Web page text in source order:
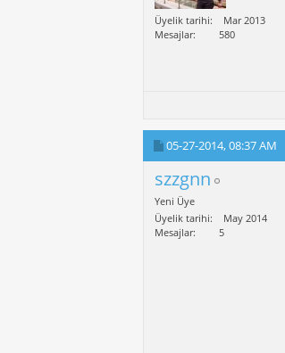
Üyelik tarihi
Mar 2013
Mesajlar
580
05-27-2014,08:37 AM
szzgnn
Yeni Üye
Üyelik tarihi
May 2014
Mesajlar
5